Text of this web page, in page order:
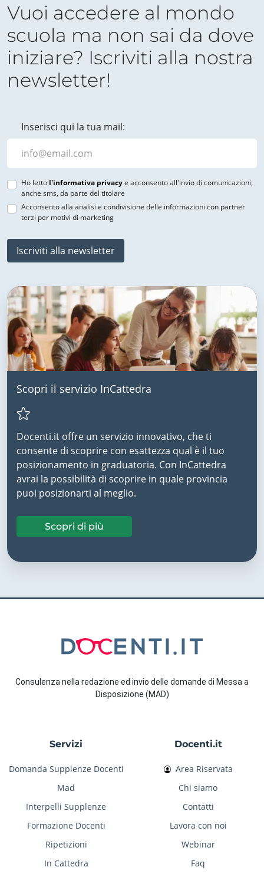
Vuoi accedere al mondo
scuola ma non sai da dove
iniziare? Iscriviti alla nostra
newsletter!
Inserisci qui la tua mail:
Ho letto l'informativa privacye acconsento all'invio di comunicazioni,
anche sms, da parte del titolare
Acconsento alla analisi e condivisione delle informazioni con partner
terzi per motivi di marketing
Iscriviti alla newsletter
Scopri il servizio InCattedra
Docenti.it offre un servizio innovativo, che ti
consente di scoprire con esattezza qual è il tuo
posizionamento in graduatoria. Con InCattedra
avrai la possibilità di scoprire in quale provincia
puoi posizionarti al meglio.
Scopri di più
Consulenza nella redazione ed invio delle domande di Messa a
Disposizione (MAD)
Servizi
Domanda Supplenze Docenti
Mad
Interpelli Supplenze
Formazione Docenti
Ripetizioni
In Cattedra
Docenti.it
Area Riservata
Chi siamo
Contatti
Lavora con noi
Webinar
Faq